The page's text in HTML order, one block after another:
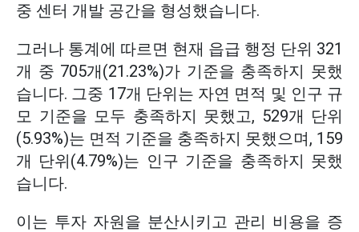
중 센터 개발 공간을 형성했습니다.
그러나 통계에 따르면 현재 읍급 행정 단위 321
개 중 705개(21.23%)가 기준을 충족하지 못했
습니다. 그중 17개 단위는 자연 면적 및 인구 규
모 기준을 모두 충족하지 못했고, 529개 단위
(5.93%)는 면적 기준을 충족하지 못했으며, 159
개 단위(4.79%)는 인구 기준을 충족하지 못했
습니다.
이는 투자 자원을 분산시키고 관리 비용을 증